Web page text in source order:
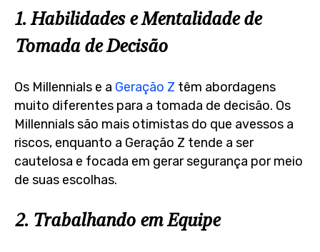
1. Habilidades e Mentalidade de
Tomada de Decisão
Os Millennials e a Geração Z têm abordagens
muito diferentes para a tomada de decisão. Os
Millennials são mais otimistas do que avessos a
riscos, enquanto a Geração Z tende a ser
cautelosa e focada em gerar segurança por meio
de suas escolhas.
2. Trabalhando em Equipe